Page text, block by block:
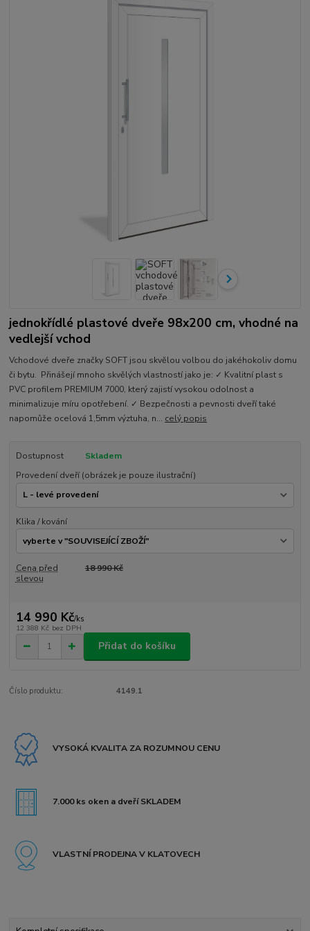
jednokřídlé plastové dveře 98x200 cm, vhodné na
vedlejší vchod
Vchodové dveře značky SOFT jsou skvělou volbou do jakéhokoliv domu
či bytu. Přinášejí mnoho skvělých vlastností jako je: ✓ Kvalitní plast s
PVC profilem PREMIUM 7000, který zajistí vysokou odolnost a
minimalizuje míru opotřebení. ✓ Bezpečnosti a pevnosti dveří také
napomůže ocelová 1,5mm výztuha, n... celý popis
Dostupnost
Skladem
Provedení dveří (obrázek je pouze ilustrační)
Klika / kování
Cena před
slevou
18 990 Kč
14 990 Kč/ks
12 388 Kč bez DPH
Přidat do košíku
Číslo produktu: 4149.1
VYSOKÁ KVALITA ZA ROZUMNOU CENU
7.000 ks oken a dveří SKLADEM
VLASTNÍ PRODEJNA V KLATOVECH